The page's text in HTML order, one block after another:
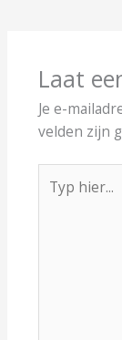
Laat
Je e-
velden zijn
hier...